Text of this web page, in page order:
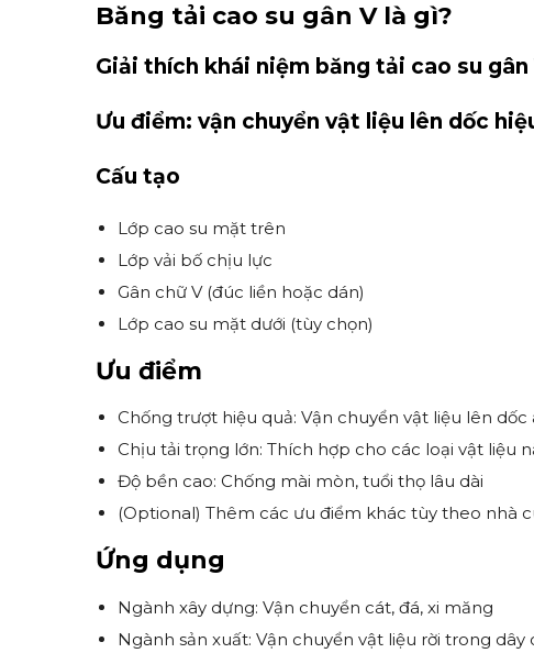
Băng tải cao su gân V là gì?
Giải thích khái niệm băng tải cao su gân
Ưu điểm: vận chuyển vật liệu lên dốc
Cấu tạo
Lớp cao su mặt trên
Lớp vải bố chịu lực
Gân chữ V (đúc liền hoặc dán)
Lớp cao su mặt dưới (tùy chọn)
Ưu điểm
Chống trượt hiệu quả: Vận chuyển vật liệu lên dốc
Chịu tải trọng lớn: Thích hợp cho các loại vật liệu
Độ bền cao: Chống mài mòn, tuổi thọ lâu dài
(Optional) Thêm các ưu điểm khác tùy theo nhà
Ứng dụng
Ngành xây dựng: Vận chuyển cát, đá, xi măng
Ngành sản xuất: Vận chuyển vật liệu rời trong dây